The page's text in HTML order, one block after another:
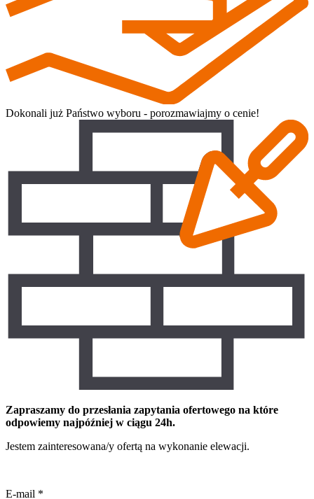
Dokonali już Państwo wyboru - porozmawiajmy o cenie!
Zapraszamy do przesłania zapytania ofertowego na które
odpowiemy najpóźniej w ciągu 24h.
Jestem zainteresowana/y ofertą na wykonanie elewacji.
E-mail *